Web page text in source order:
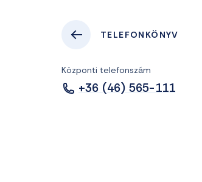
TELEFONKÖNYV
Központi telefonszám
+36 (46) 565-111